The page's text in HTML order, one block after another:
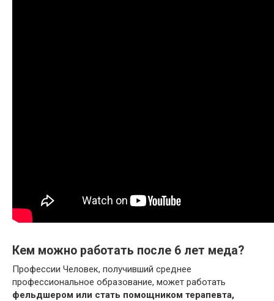
Кем можно работать после 6 лет меда?
Профессии Человек, получивший среднее
профессиональное образование, может работать
фельдшером или стать помощником терапевта,